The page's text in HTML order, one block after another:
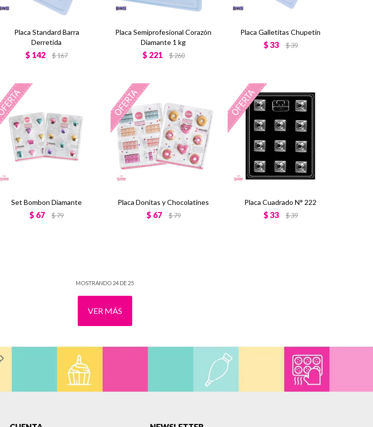
Placa Standard Barra
Derretida
$ 142 $167
Placa Semiprofesional Corazón
Diamante 1 kg
$ 221 $260
Placa Galletitas Chupetin
$ 33 $39
Set Bombon Diamante
$ 67 $79
Placa Donitas y Chocolatines
$ 67 $79
Placa Cuadrado N° 222
$ 33 $39
MOSTRANDO 24 DE 25
VER MÁS